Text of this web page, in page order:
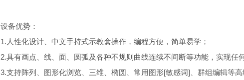
设备优势：
1.人性化设计、中文手持式示教盒操作，编程方便，简单易学；
2.具有画点、线、面、圆弧及各种不规则曲线连续不间断等功能，实现任
3.支持阵列、图形化浏览、三维、椭圆、常用图形[敏感词]、群组编辑等